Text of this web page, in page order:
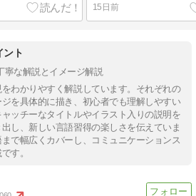
15日前
ント
寧な解説とイメージ解説
わかりやすく解説しています。それぞれの
を具体的に描き、初心者でも理解しやすい
ッチーなタイトルやイラスト入りの説明を
し、新しい言語習得の楽しさを伝えていま
で幅広くカバーし、コミュニケーションス
す。